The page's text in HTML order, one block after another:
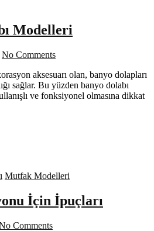
Modelleri
No Comments
aksesuarı olan, banyo dolapları
sağlar. Bu yüzden banyo dolabı
ve fonksiyonel olmasına dikkat
Mutfak Modelleri
İçin İpuçları
Comments